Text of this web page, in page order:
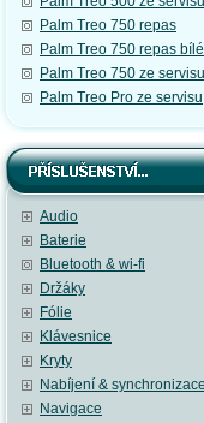
Palm Treo 750 repas
Palm Treo 750 repas bílé
Palm Treo 750 ze servisu
Palm Treo Pro ze servisu
Audio
Baterie
Bluetooth & wi-fi
Držáky
Fólie
Klávesnice
Kryty
Nabíjení & synchronizace
Navigace